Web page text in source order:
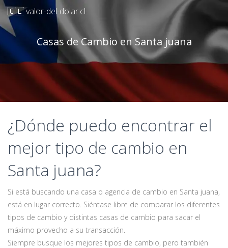
🇨🇱 valor-del-dolar.cl
Casas de Cambio en Santa juana
¿Dónde puedo encontrar el
mejor tipo de cambio en
Santa juana?
Si está buscando una casa o agencia de cambio en Santa juana,
está en lugar correcto. Siéntase libre de comparar los diferentes
tipos de cambio y distintas casas de cambio para sacar el
máximo provecho a su transacción.
Siempre busque los mejores tipos de cambio, pero también